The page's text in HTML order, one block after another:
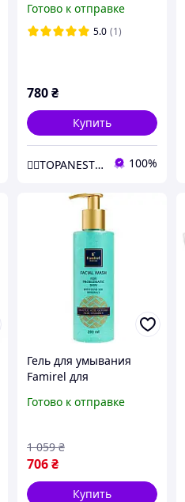
De Mer - Clran & Gentle
Готово к отправке
5.0 (1)
780 ₴
Купить
👨‍⚕TOPANESTHETIC 100%
Гель для умывания
Famirel для
лица, из Израиля, с
Готово к отправке
706 ₴
1 059 ₴
Купить